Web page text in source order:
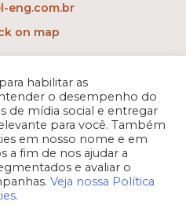
eng.com.br
on map
060 - CIC
PR - Brasil
habilitar as
o desempenho do
de mídia social e entregar
para você. Também
em nosso nome e em
a fim de nos ajudar a
e avaliar o
Veja nossa Política